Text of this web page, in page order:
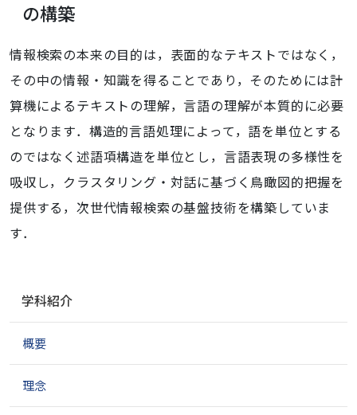
の構築
情報検索の本来の目的は，表面的なテキストではなく，
その中の情報・知識を得ることであり，そのためには計
算機によるテキストの理解，言語の理解が本質的に必要
となります．構造的言語処理によって，語を単位とする
のではなく述語項構造を単位とし，言語表現の多様性を
吸収し，クラスタリング・対話に基づく鳥瞰図的把握を
提供する，次世代情報検索の基盤技術を構築していま
す．
ゲ
シ
ン
学科紹介
概要
理念